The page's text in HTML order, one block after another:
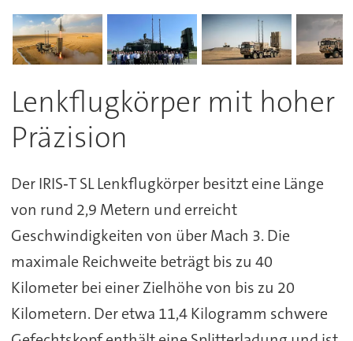
Lenkflugkörper mit hoher
Präzision
Der IRIS‑T SL Lenkflugkörper besitzt eine Länge
von rund 2,9 Metern und erreicht
Geschwindigkeiten von über Mach 3. Die
maximale Reichweite beträgt bis zu 40
Kilometer bei einer Zielhöhe von bis zu 20
Kilometern. Der etwa 11,4 Kilogramm schwere